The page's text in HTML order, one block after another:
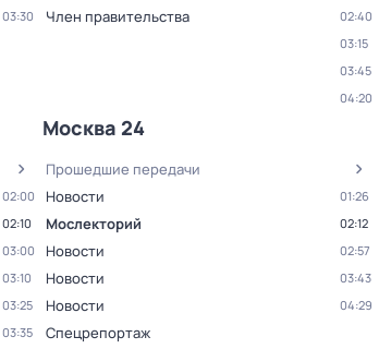
03:30 Член правительства 02:40
03:15
03:45
04:20
Москва 24
Прошедшие передачи
02:00 Новости
02:10 Мослекторий
03:00 Новости
03:10 Новости
03:25 Новости
03:35 Спецрепортаж
01:26
02:12
02:57
03:43
04:29